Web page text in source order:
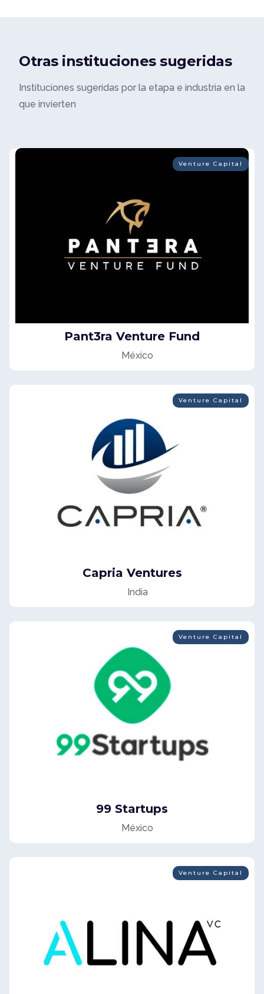
Otras instituciones sugeridas
Instituciones sugeridas por la etapa e industria en la
que invierten
Venture Capital
Pant3ra Venture Fund
México
Venture Capital
Capria Ventures
India
Venture Capital
99 Startups
México
Venture Capital